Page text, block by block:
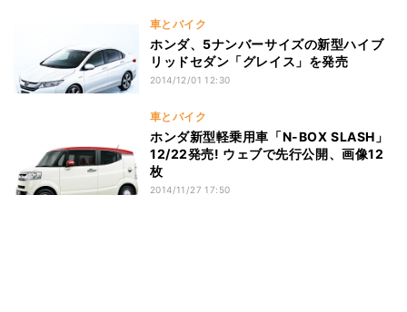
車とバイク
ホンダ、5ナンバーサイズの新型ハイブ
リッドセダン「グレイス」を発売
2014/12/01 12:30
車とバイク
ホンダ新型軽乗用車「N-BOX SLASH」
12/22発売! ウェブで先行公開、画像12
枚
2014/11/27 17:50